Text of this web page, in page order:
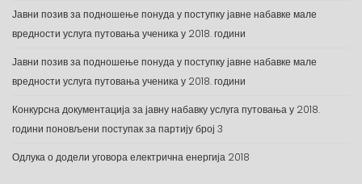
Јавни позив за подношење понуда у поступку јавне набавке мале
вредности услуга путовања ученика у 2018. години
Јавни позив за подношење понуда у поступку јавне набавке мале
вредности услуга путовања ученика у 2018. години
Конкурсна документација за јавну набавку услуга путовања у 2018.
години поновљени поступак за партију број 3
Одлука о додели уговора електрична енергија 2018